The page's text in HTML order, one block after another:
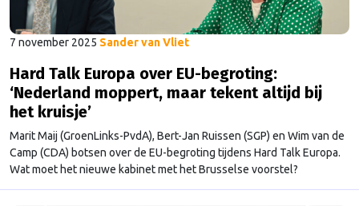
7 november 2025 Sander van Vliet
Hard Talk Europa over EU-begroting:
‘Nederland moppert, maar tekent altijd bij
het kruisje’
Marit Maij (GroenLinks-PvdA), Bert-Jan Ruissen (SGP) en Wim van de
Camp (CDA) botsen over de EU-begroting tijdens Hard Talk Europa.
Wat moet het nieuwe kabinet met het Brusselse voorstel?